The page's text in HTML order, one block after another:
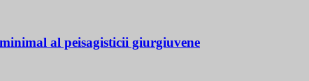
al peisagisticii giurgiuvene